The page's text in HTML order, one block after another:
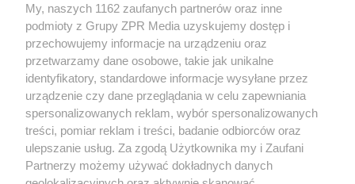
Żaden utwór zamieszczony w serwisie nie może być powielany i
rozpowszechniany lub dalej rozpowszechniany w jakikolwiek sposób (w
tym także elektroniczny lub mechaniczny) na jakimkolwiek polu
eksploatacji w jakiejkolwiek formie, włącznie z umieszczaniem w
Internecie bez pisemnej zgody właściciela praw. Jakiekolwiek użycie lub
wykorzystanie utworów w całości lub w części z naruszeniem prawa,
tzn. bez właściwej zgody, jest zabronione pod groźbą kary i może być
ścigane prawnie.
My, naszych 1162 zaufanych partnerów oraz inne
podmioty z Grupy ZPR Media uzyskujemy dostęp i
przechowujemy informacje na urządzeniu oraz
przetwarzamy dane osobowe, takie jak unikalne
identyfikatory, standardowe informacje wysyłane przez
urządzenie czy dane przeglądania w celu zapewniania
spersonalizowanych reklam, wybór spersonalizowanych
treści, pomiar reklam i treści, badanie odbiorców oraz
ulepszanie usług. Za zgodą Użytkownika my i Zaufani
Partnerzy możemy używać dokładnych danych